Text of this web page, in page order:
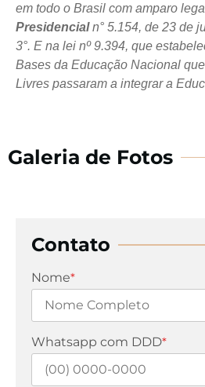
em todo o Brasil com amparo
Presidencialn° 5.154, de 23 de
3°. E na lei nº 9.394, que
Bases da Educação Nacional
Livres passaram a integrar a
Galeria de Fotos
Contato
Nome*
Whatsapp com DDD*